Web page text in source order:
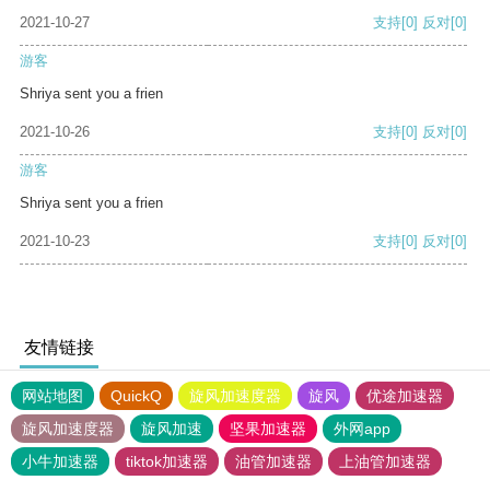
2021-10-27 支持[0] 反对[0]
游客
Shriya sent you a frien
2021-10-26 支持[0] 反对[0]
游客
Shriya sent you a frien
2021-10-23 支持[0] 反对[0]
友情链接
网站地图 QuickQ 旋风加速度器 旋风
优途加速器
旋风加速度器
旋风加速 坚果加速器
外网app
小牛加速器
tiktok加速器 油管加速器 上油管加速器